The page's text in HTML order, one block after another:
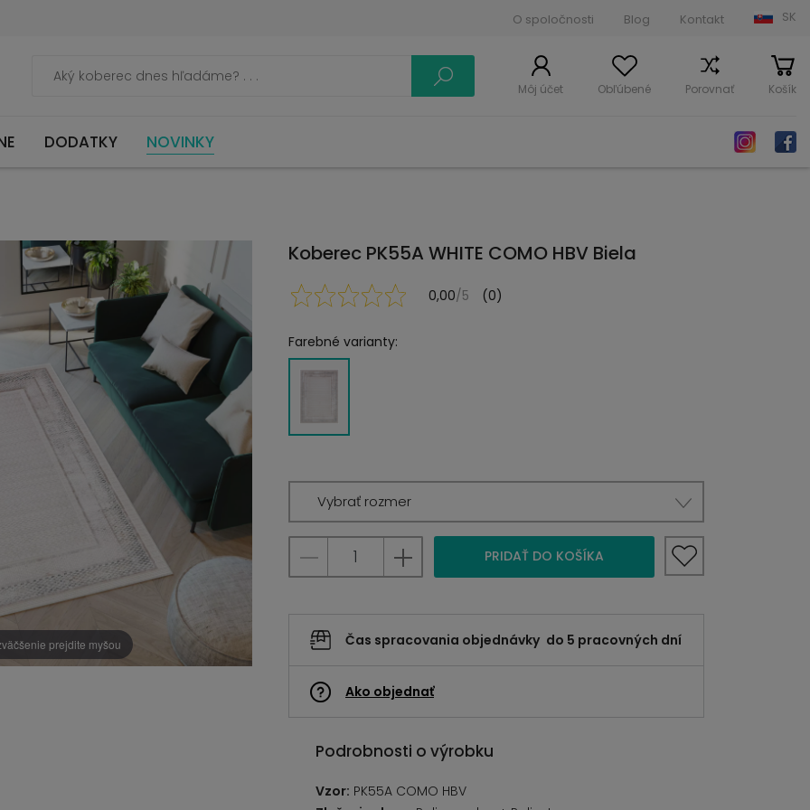
O spoločnosti Blog Kontakt SK
Môj účet Obľúbené Porovnať Košík
DODATKY NOVINKY
prejdite myšou
Koberec PK55A WHITE COMO HBV Biela
0,00/5 (0)
Farebné varianty:
Vybrať rozmer
PRIDAŤ DO KOŠÍKA
Čas spracovania objednávky do 5 pracovných dní
Ako objednať
Podrobnosti o výrobku
Vzor: PK55A COMO HBV